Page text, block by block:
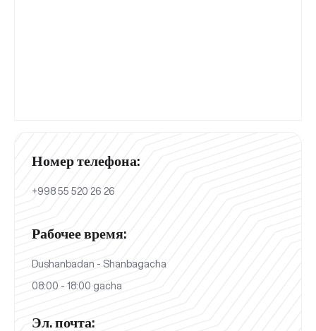
Номер телефона:
+998 55 520 26 26
Рабочее время:
Dushanbadan - Shanbagacha
08:00 - 18:00 gacha
Эл. почта: